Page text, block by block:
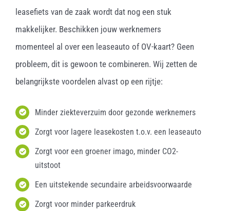
leasefiets van de zaak wordt dat nog een stuk
makkelijker. Beschikken jouw werknemers
momenteel al over een leaseauto of OV-kaart? Geen
probleem, dit is gewoon te combineren. Wij zetten de
belangrijkste voordelen alvast op een rijtje:
Minder ziekteverzuim door gezonde werknemers
Zorgt voor lagere leasekosten t.o.v. een leaseauto
Zorgt voor een groener imago, minder CO2-
uitstoot
Een uitstekende secundaire arbeidsvoorwaarde
Zorgt voor minder parkeerdruk